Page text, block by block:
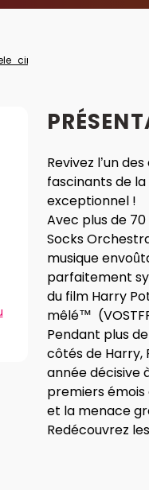
Revivez l’un
fascinants de
exceptionnel !
Avec plus de
Socks
musique
parfaitement
du film Harry
mêlé™
Pendant plus
côtés de Harry,
année décisive
premiers émois
et la menace
Redécouvrez
mêlé, ainsi